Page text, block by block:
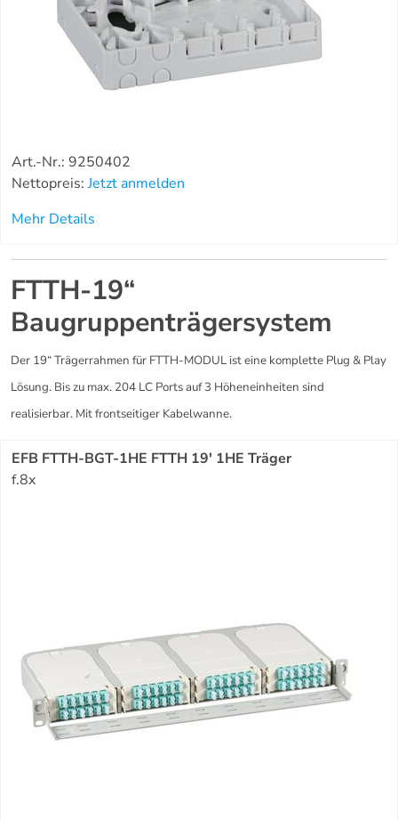
Art.-Nr.: 9250402
Nettopreis:Jetzt anmelden
Mehr Details
FTTH-19“
Baugruppenträgersystem
Der 19“ Trägerrahmen für FTTH-MODUL ist eine komplette Plug & Play
Lösung. Bis zu max. 204 LC Ports auf 3 Höheneinheiten sind
realisierbar. Mit frontseitiger Kabelwanne.
EFB FTTH-BGT-1HE FTTH 19' 1HE Träger
f.8x